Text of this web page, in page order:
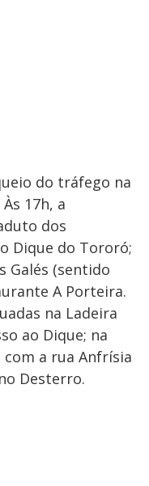
do tráfego na
17h, a
dos
Dique do Tororó;
Galés (sentido
A Porteira.
na Ladeira
ao Dique; na
com a rua Anfrísia
Desterro.